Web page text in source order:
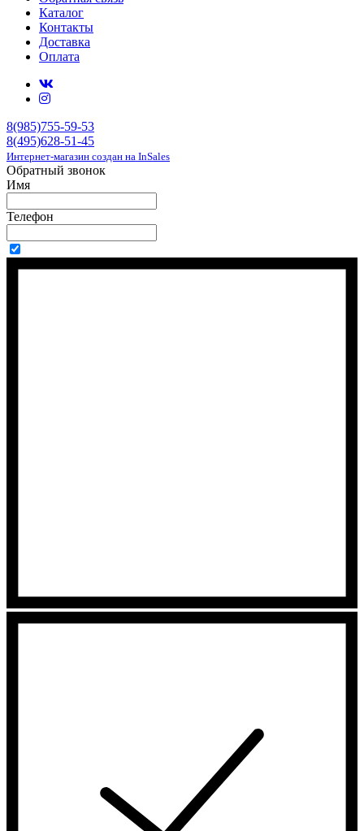
Каталог
Контакты
Доставка
Оплата
8(985)755-59-53
8(495)628-51-45
Интернет-магазин создан на InSales
Обратный звонок
Имя
Телефон